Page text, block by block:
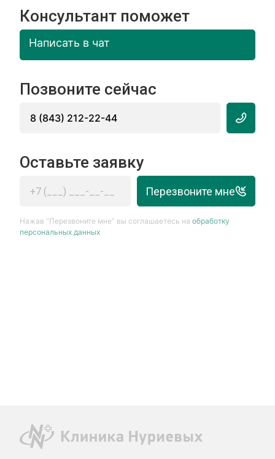
Консультант поможет
Написать в чат
Позвоните сейчас
8 (843) 212-22-44
Оставьте заявку
Перезвоните мне
Нажав “Перезвоните мне” вы соглашаетесь наобработку
персональных данных